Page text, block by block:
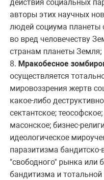
действия социальных
авторы этих научных
людей социума планеты
во вред человечеству
странам планеты Земля;
8. Мракобесное
осуществляется
мировоззрения жертв
какое-либо
сектантское;
масонское; бизнес-
идеологическое
паразитизма
"свободного" рынка или
бандитизма и